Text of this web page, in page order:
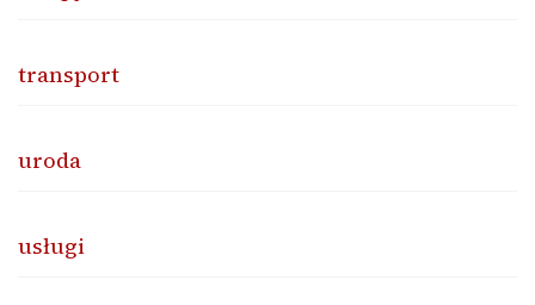
transport
uroda
usługi